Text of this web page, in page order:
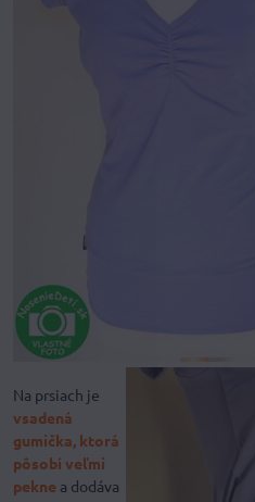
Na prsiach je
vsadená
gumička, ktorá
pôsobí veľmi
pekne a dodáva